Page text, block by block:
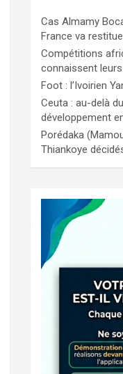
Cas Almamy
France va
Compétitions
connaissent
Foot : l’Ivoirien
Ceuta : au-delà
développement
Porédaka
Thiankoye